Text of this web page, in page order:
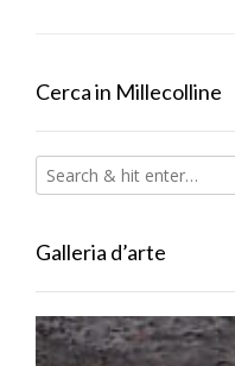
Cerca in Millecolline
Galleria d’arte